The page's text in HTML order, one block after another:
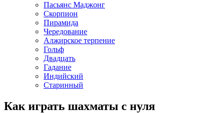
Пасьянс Маджонг
Скорпион
Пирамида
Чередование
Алжирское терпение
Гольф
Двадцать
Гадание
Индийский
Старинный
Как играть шахматы с нуля